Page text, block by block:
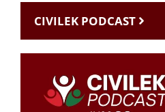
CIVILEK PODCAST